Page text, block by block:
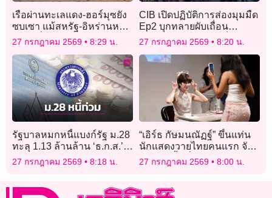
เรือผ่านทะเลแดง-ฮอร์มุซยัง
ซบเซา แม้สหรัฐ-อิหร่านหยุด
โจมตีชั่วคราว
27 กรกฎาคม 2569 8:29 น.
CIB เปิดปฏิบัติการส่องมุมมืด
Ep2 บุกทลายผับเถื่อน
มหาสารคาม ปล่อยเด็กเข้า
มั่วสุมดื่มเหล้า!
27 กรกฎาคม 2569 8:20 น.
รัฐบาลหมกหนี้แบงก์รัฐ ม.28
ทะลุ 1.13 ล้านล้าน ‘ธ.ก.ส.’
อ่วมแบก 9.6 แสนล้าน
27 กรกฎาคม 2569 8:18 น.
“เอิร์ธ กัษมนณัฏฐ์” ขึ้นแท่น
นักแสดงวายไทยคนแรก จัด
แฟนมีตติ้งเดี่ยวแดนภารตะ!
27 กรกฎาคม 2569 8:00 น.